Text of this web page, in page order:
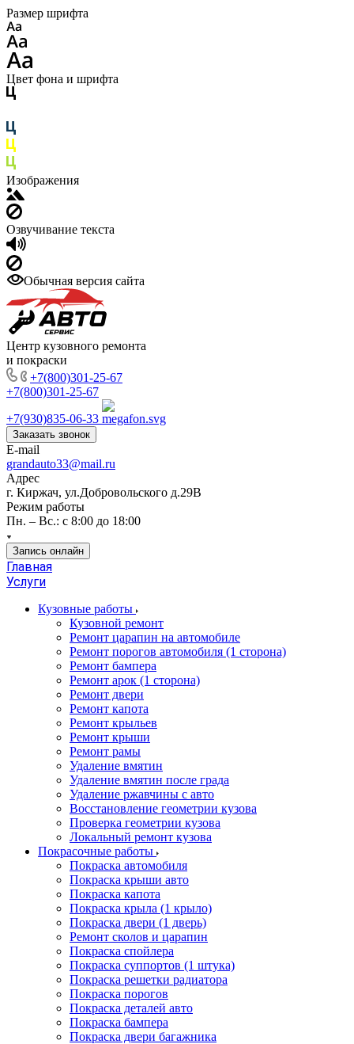
Размер шрифта
Цвет фона и шрифта
Изображения
Озвучивание текста
Обычная версия сайта
Центр кузовного ремонта
и покраски
+7(800)301-25-67
+7(800)301-25-67
+7(930)835-06-33
Заказать звонок
E-mail
grandauto33@mail.ru
Адрес
г. Киржач, ул.Добровольского д.29В
Режим работы
Пн. – Вс.: с 8:00 до 18:00
Запись онлайн
Главная
Услуги
Кузовные работы
Кузовной ремонт
Ремонт царапин на автомобиле
Ремонт порогов автомобиля (1 сторона)
Ремонт бампера
Ремонт арок (1 сторона)
Ремонт двери
Ремонт капота
Ремонт крыльев
Ремонт крыши
Ремонт рамы
Удаление вмятин
Удаление вмятин после града
Удаление ржавчины с авто
Восстановление геометрии кузова
Проверка геометрии кузова
Локальный ремонт кузова
Покрасочные работы
Покраска автомобиля
Покраска крыши авто
Покраска капота
Покраска крыла (1 крыло)
Покраска двери (1 дверь)
Ремонт сколов и царапин
Покраска спойлера
Покраска суппортов (1 штука)
Покраска решетки радиатора
Покраска порогов
Покраска деталей авто
Покраска бампера
Покраска двери багажника